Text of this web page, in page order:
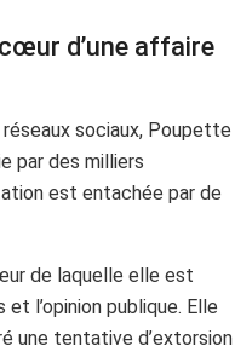
d’une affaire
sociaux, Poupette
par des milliers
est entachée par de
de laquelle elle est
l’opinion publique. Elle
une tentative d’extorsion